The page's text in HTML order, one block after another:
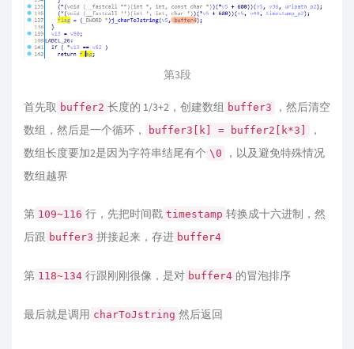
第3段
首先取 buffer2 长度的 1/3+2，创建数组 buffer3
，然后清空
数组，然后是一个循环，
buffer3[k] = buffer2[k*3]
，
数组长度要加2是因为字符串结尾有个 \0
，以及避免特殊情况
数组越界
第 109~116 行，先把时间戳 timestamp 转换成十六进制，然
后跟 buffer3 拼接起来，存进 buffer4
第 118~134 行跟刚刚很像，是对 buffer4 的冒泡排序
最后就是调用 charToJstring 然后返回